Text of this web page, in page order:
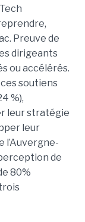
Preuve de
dirigeants
ou accélérés.
soutiens
%),
leur stratégie
leur
l’Auvergne-
de
80%